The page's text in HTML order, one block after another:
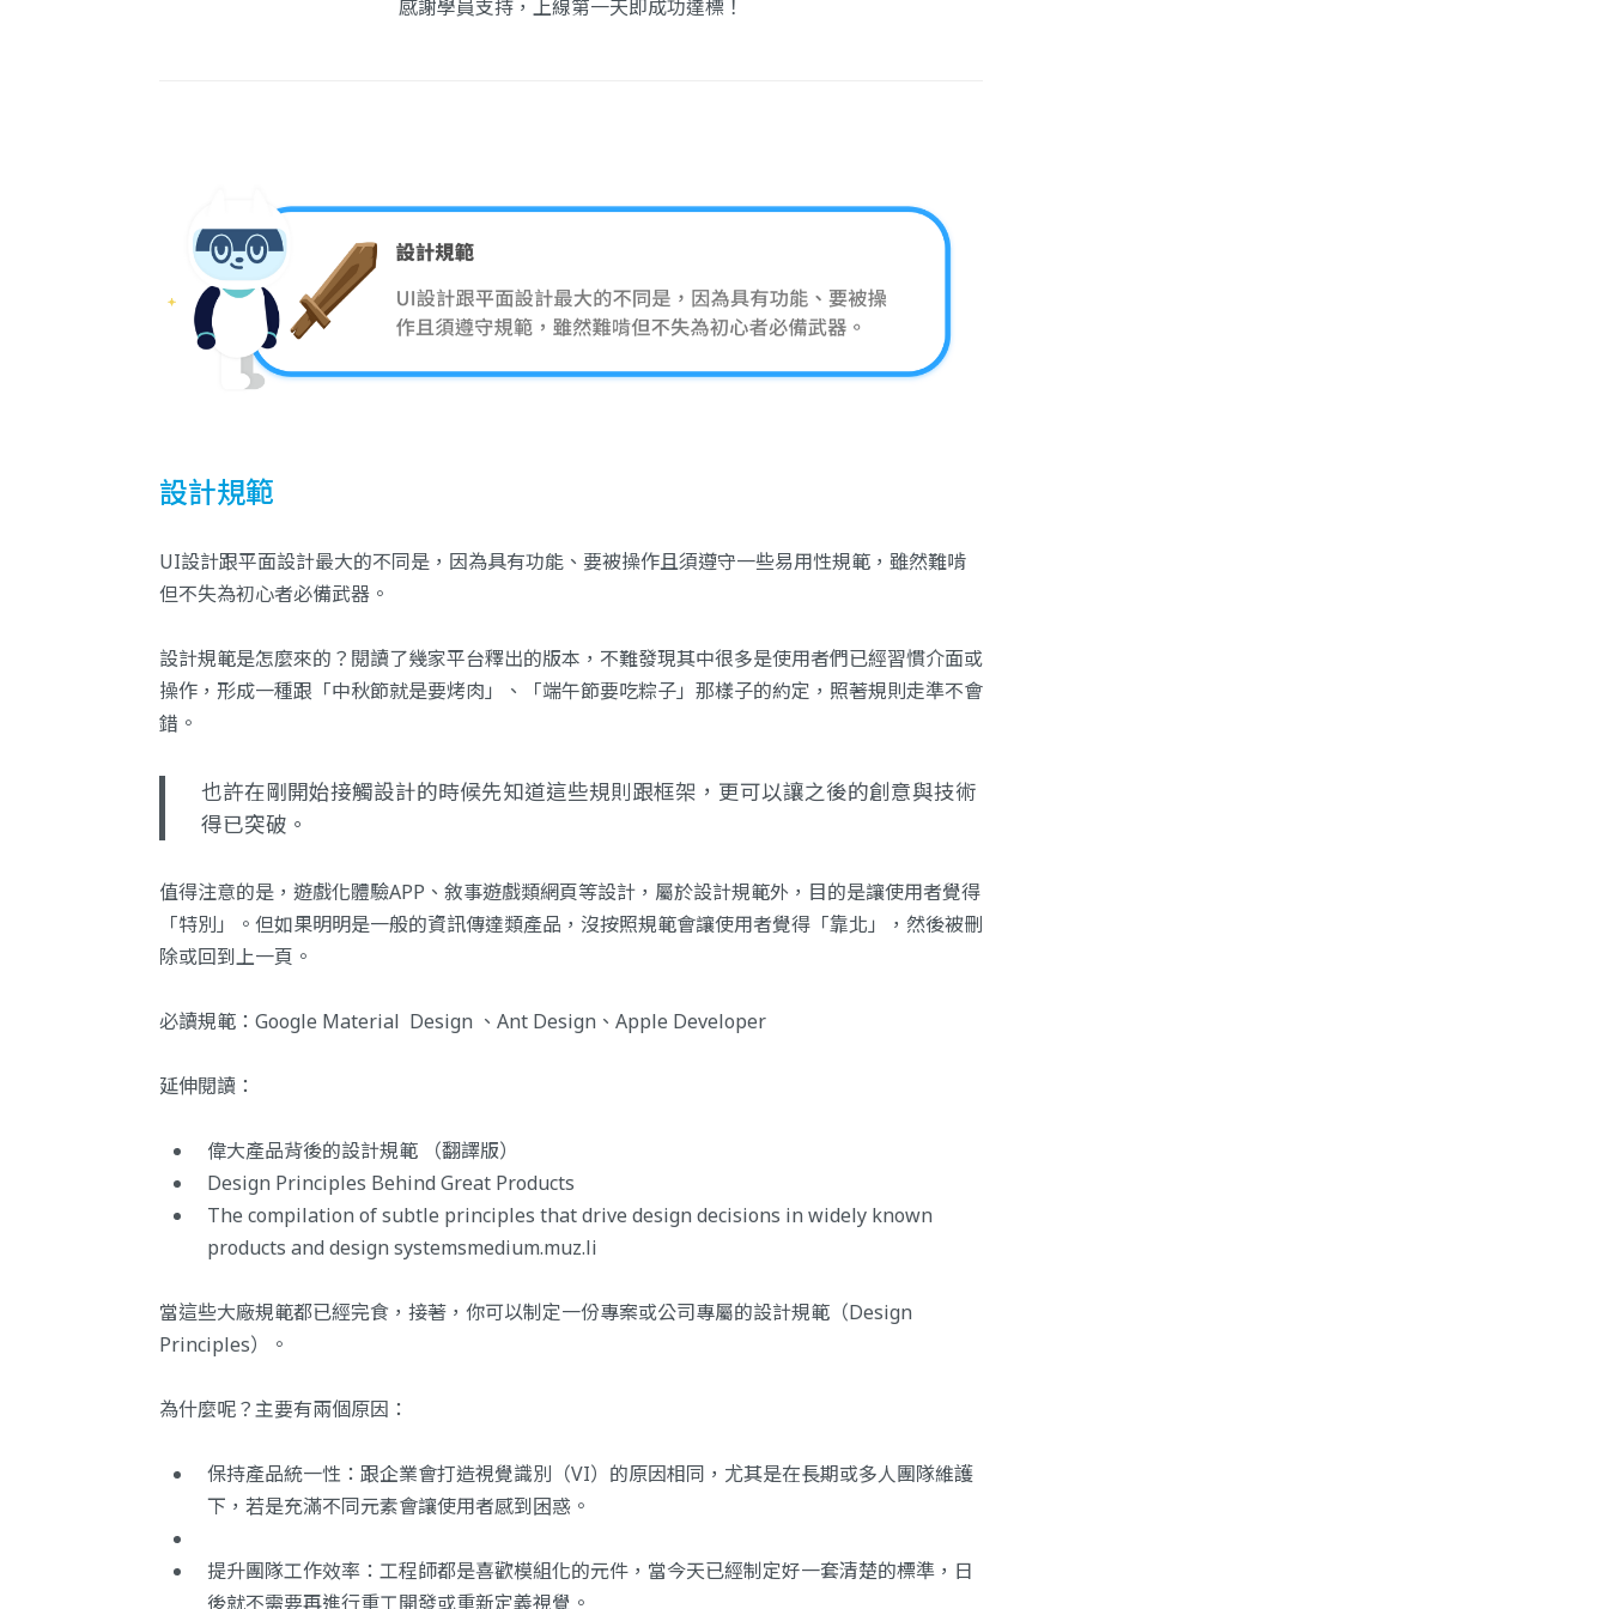
感謝學員支持，上線第一天即成功達標！
設計規範
UI設計跟平面設計最大的不同是，因為具有功能、要被操作且須遵守一些易用性規範，雖然難啃
但不失為初心者必備武器。
設計規範是怎麼來的？閱讀了幾家平台釋出的版本，不難發現其中很多是使用者們已經習慣介面或
操作，形成一種跟「中秋節就是要烤肉」、「端午節要吃粽子」那樣子的約定，照著規則走準不會
錯。
也許在剛開始接觸設計的時候先知道這些規則跟框架，更可以讓之後的創意與技術
得已突破。
值得注意的是，遊戲化體驗APP、敘事遊戲類網頁等設計，屬於設計規範外，目的是讓使用者覺得
「特別」。但如果明明是一般的資訊傳達類產品，沒按照規範會讓使用者覺得「靠北」，然後被刪
除或回到上一頁。
必讀規範： Google Material Design 、 Ant Design 、 Apple Developer
延伸閱讀：
偉大產品背後的設計規範
（翻譯版）
Design Principles Behind Great Products
The compilation of subtle principles that drive design decisions in widely known
products and design systemsmedium.muz.li
當這些大廠規範都已經完食，接著，你可以制定一份專案或公司專屬的設計規範（Design
Principles）。
為什麼呢？主要有兩個原因：
保持產品統一性：跟企業會打造視覺識別（VI）的原因相同，尤其是在長期或多人團隊維護
下，若是充滿不同元素會讓使用者感到困惑。
提升團隊工作效率：工程師都是喜歡模組化的元件，當今天已經制定好一套清楚的標準，日
後就不需要再進行重工開發或重新定義視覺。